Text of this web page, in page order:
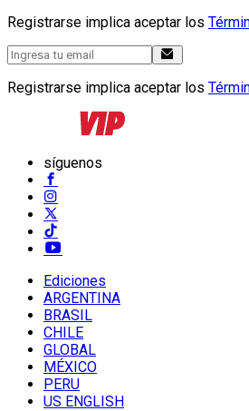
Registrarse implica aceptar los
Registrarse implica aceptar los
síguenos
Ediciones
ARGENTINA
BRASIL
CHILE
GLOBAL
MÉXICO
PERU
US ENGLISH